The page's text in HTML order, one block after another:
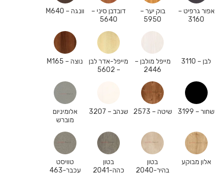
אפור גרפיט –
3160
בוק יער –
5950
דובדבן סיני –
5640
וונגה – M640
לבן – 3110
מייפל מולבן –
2446
מייפל-אדר לבן
– 5602
נוצה – M165
שחור – 3199 שיטה – 2573 שנהב – 3207
אלומיניום
מוברש
אלון מבוקע
בטון
בהיר-2040
בטון
כהה-2041
טוויסט
עכבר-463